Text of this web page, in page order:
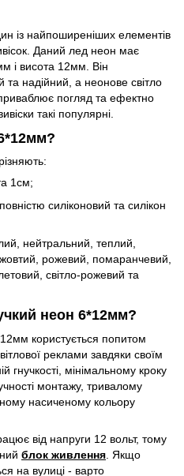
із найпоширеніших елементів
Даний лед неон має
і висота 12мм. Він
та надійний, а неонове світло
погляд та ефектно
такі популярні.
1см;
силіконовий та силікон
нейтральний, теплий,
рожевий, помаранчевий,
світло-рожевий та
неон 6*12мм?
користується попитом
реклами завдяки своїм
гнучкості, мінімальному кроку
монтажу, тривалому
насиченому кольору
від напруги 12 вольт, тому
блок живлення . Якщо
на вулиці - варто